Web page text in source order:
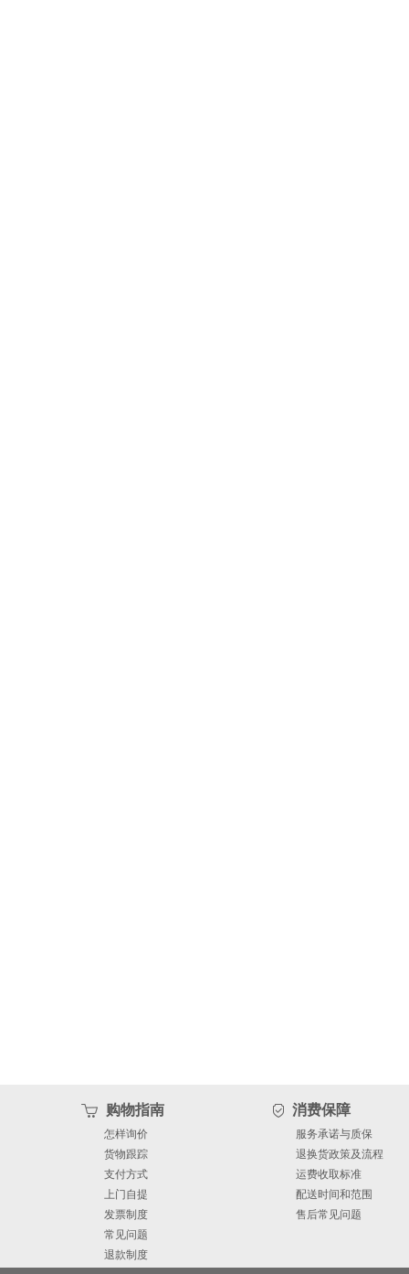
购物指南
怎样询价
货物跟踪
支付方式
上门自提
发票制度
常见问题
退款制度
消费保障
服务承诺与质保
退换货政策及流程
运费收取标准
配送时间和范围
售后常见问题